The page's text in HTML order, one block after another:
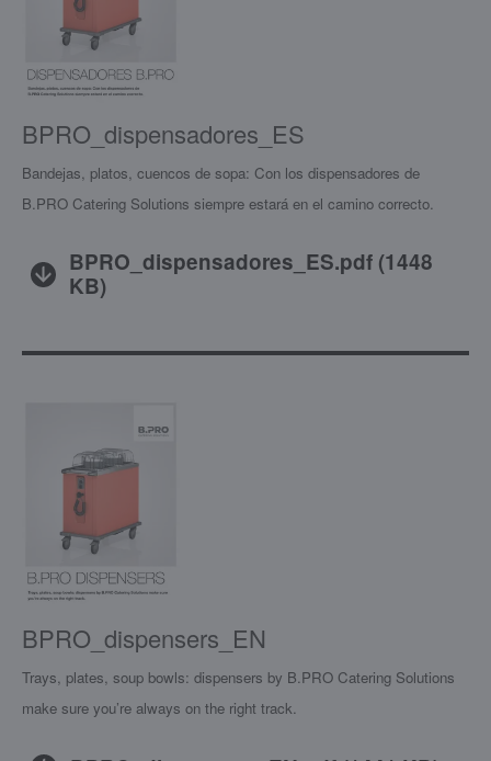
BPRO_dispensadores_ES
Bandejas, platos, cuencos de sopa: Con los dispensadores de
B.PRO Catering Solutions siempre estará en el camino correcto.
BPRO_dispensadores_ES.pdf(1448
KB)
BPRO_dispensers_EN
Trays, plates, soup bowls: dispensers by B.PRO Catering Solutions
make sure you’re always on the right track.